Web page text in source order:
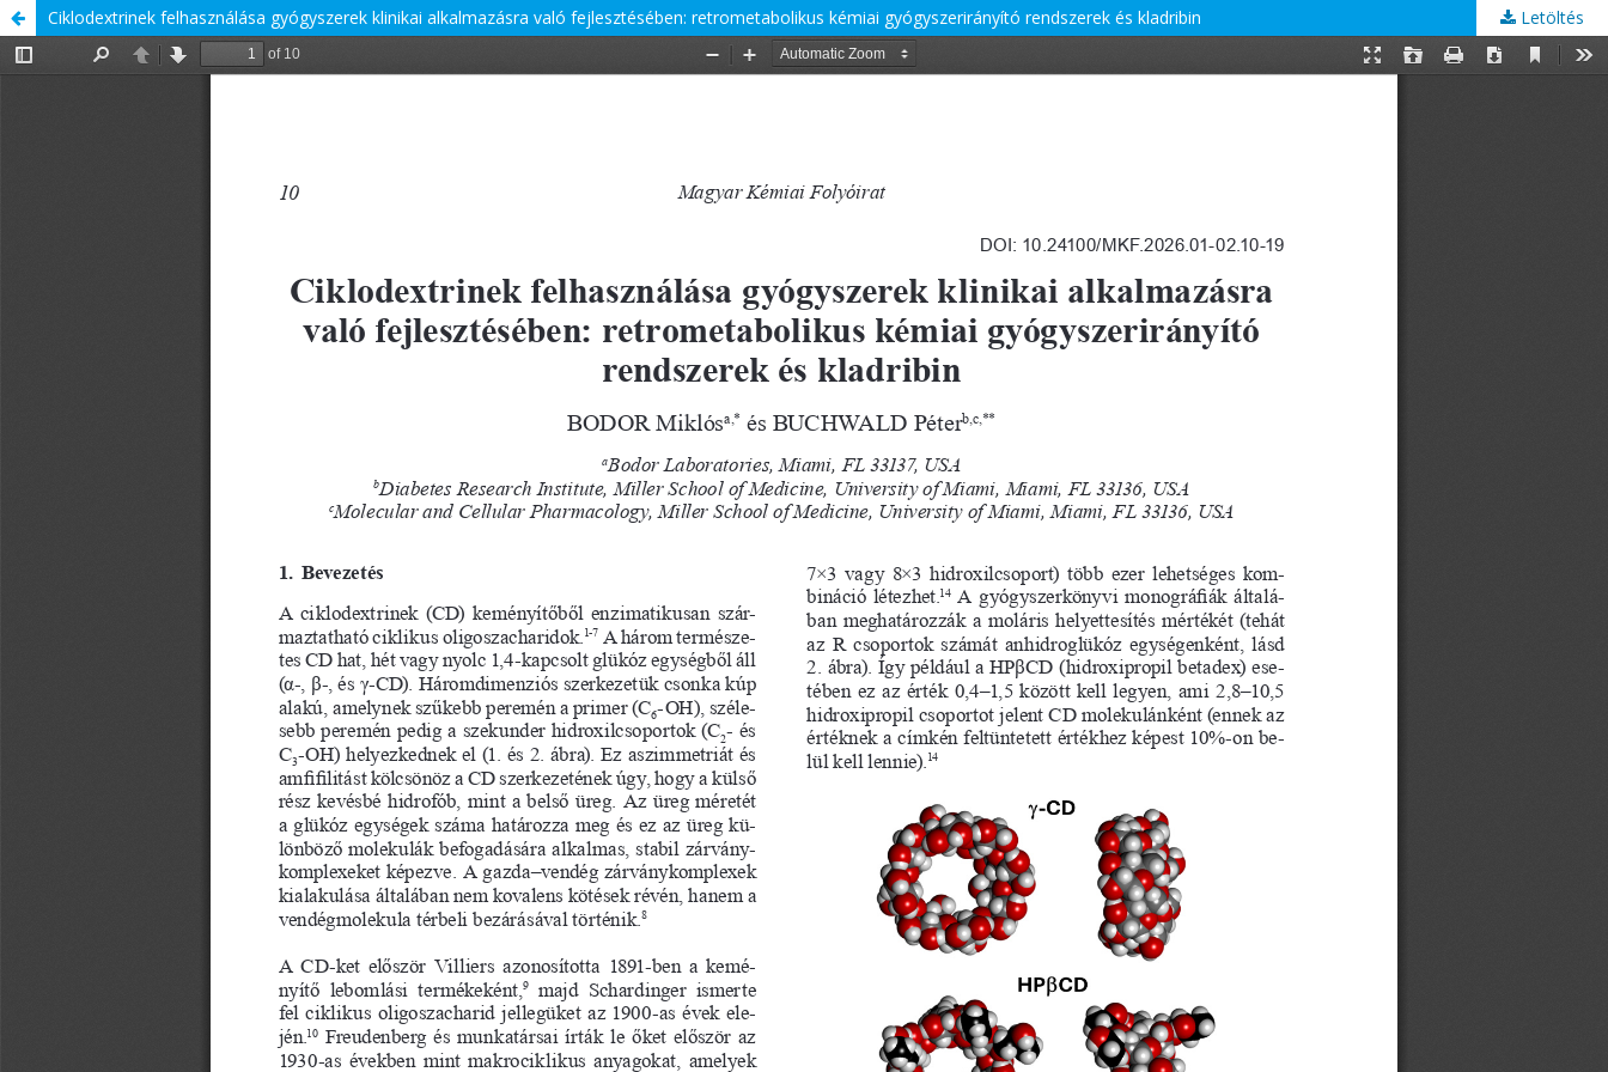
Ciklodextrinek felhasználása gyógyszerek klinikai alkalmazásra való fejlesztésében: retrometabolikus kémiai gyógyszerirányító rendszerek és kladribin Letöltés